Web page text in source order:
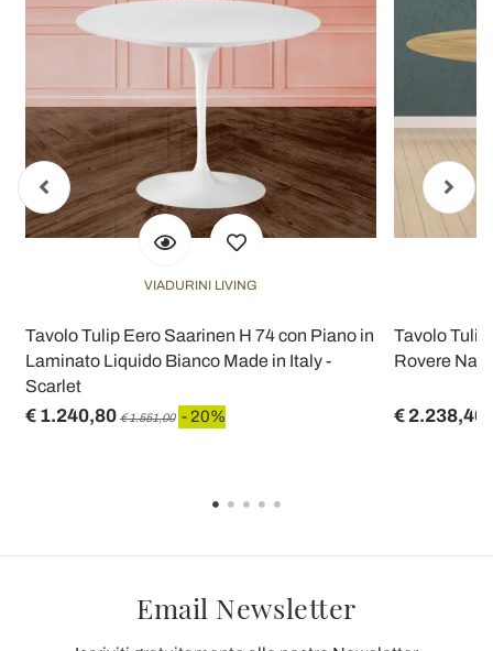
VIADURINI LIVING
Tavolo Tulip Eero Saarinen H 74 con Piano in
Laminato Liquido Bianco Made in Italy -
Scarlet
€ 1.240,80 € 1.551,00 - 20%
Tavolo
Rovere
€ 2.238,40
Email Newsletter